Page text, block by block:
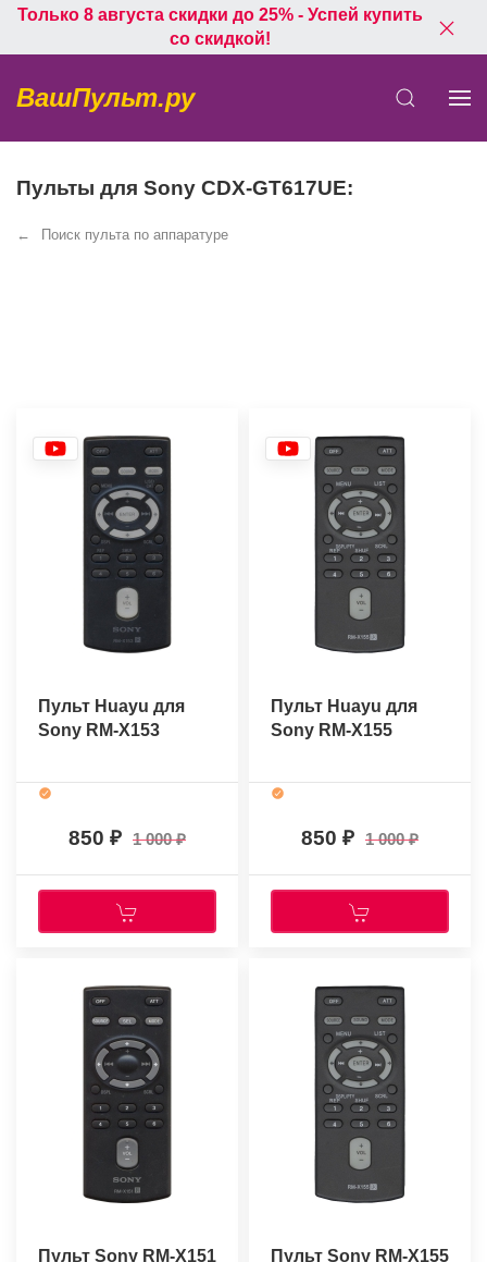
Только 8 августа скидки до 25% - Успей купить
со скидкой!
ВашПульт.ру
Пульты для Sony CDX-GT617UE:
Поиск пульта по аппаратуре
Пульт Huayu для
Sony RM-X153
850 1 000
Пульт Huayu для
Sony RM-X155
850 1 000
Пульт Sony RM-X151
Пульт Sony RM-X155